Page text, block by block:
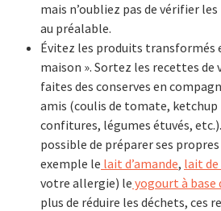
mais n’oubliez pas de vérifier
au préalable.
Évitez les produits transformés
maison ». Sortez les recettes de
faites des conserves en
amis (coulis de tomate,
confitures, légumes étuvés,
possible de préparer ses
exemple le lait d’amande, lait de
votre allergie) le yogourt à
plus de réduire les déchets, ces